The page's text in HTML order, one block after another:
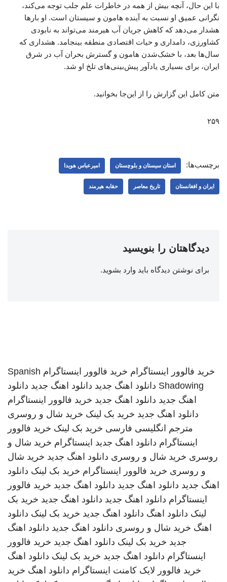
با این حال، آنچه بیش از همه در خاطرات علم جلب توجه می‌کند،
نگرانی عمیق او نسبت به آینده هامون و سیستان است. او بارها
هشدار می‌دهد که کاهش جریان آب هیرمند می‌تواند به نابودی
کشاورزی، دامداری و حیات اقتصادی منطقه بینجامد. هشداری که
سال‌ها بعد، با خشک‌شدن هامون و گسترش بحران آب در شرق
ایران، برای بسیاری یادآور پیش‌بینی‌های تلخ او شد.
متن کامل این گزارش را از این‌جا بخوانید.
۲۵۹
برچسب‌ها: استان سیستان و بلوچستان امیرعباس هویدا
ایران و افغانستان تاریخ معاصر حقابه هیرمند
دیدگاهتان را بنویسید
برای نوشتن دیدگاه باید وارد بشوید.
خرید فالوور اینستاگرام خرید فالوور اینستاگرام Spanish
Shadowing دانلود اهنگ جدید دانلود اهنگ جدید دانلود
اهنگ جدید دانلود اهنگ جدید خرید فالوور اینستاگرام
دانلود اهنگ جدید خرید بک لینک خرید شال و روسری
مترجم انگلیسی فارسی خرید بک لینک خرید فالوور
اینستاگرام دانلود اهنگ جدید اینستاگرام خرید شال و
روسری خرید شال و روسری دانلود اهنگ جدید خرید شال
و روسری خرید فالوور اینستاگرام خرید بک لینک دانلود
اهنگ جدید دانلود اهنگ جدید دانلود اهنگ جدید خرید فالوور
اینستاگرام دانلود اهنگ جدید دانلود اهنگ جدید خرید بک
لینک دانلود اهنگ دانلود اهنگ جدید خرید بک لینک دانلود
اهنگ خرید شال و روسری دانلود اهنگ جدید دانلود اهنگ
جدید خرید بک لینک دانلود اهنگ جدید خرید فالوور
اینستاگرام دانلود اهنگ جدید خرید بک لینک دانلود اهنگ
خرید فالوور لایک کامنت اینستاگرام دانلود اهنگ خرید